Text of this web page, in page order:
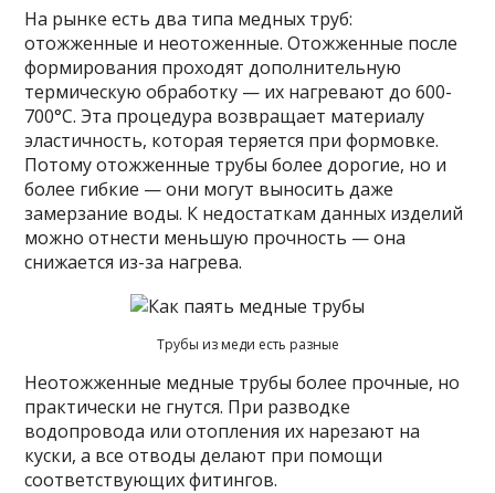
На рынке есть два типа медных труб:
отожженные и неотоженные. Отожженные после
формирования проходят дополнительную
термическую обработку — их нагревают до 600-
700°C. Эта процедура возвращает материалу
эластичность, которая теряется при формовке.
Потому отожженные трубы более дорогие, но и
более гибкие — они могут выносить даже
замерзание воды. К недостаткам данных изделий
можно отнести меньшую прочность — она
снижается из-за нагрева.
Трубы из меди есть разные
Неотожженные медные трубы более прочные, но
практически не гнутся. При разводке
водопровода или отопления их нарезают на
куски, а все отводы делают при помощи
соответствующих фитингов.